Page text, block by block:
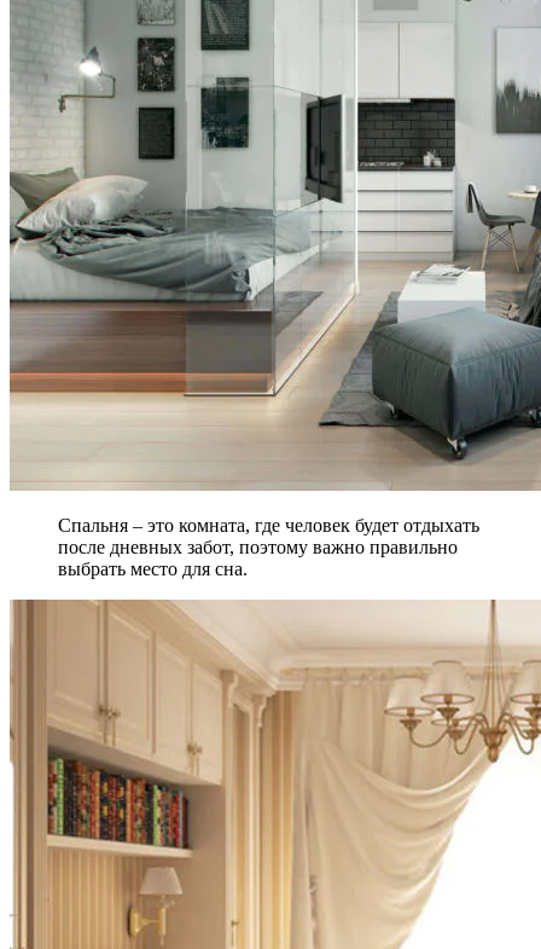
Спальня – это комната, где человек будет отдыхать
после дневных забот, поэтому важно правильно
выбрать место для сна.